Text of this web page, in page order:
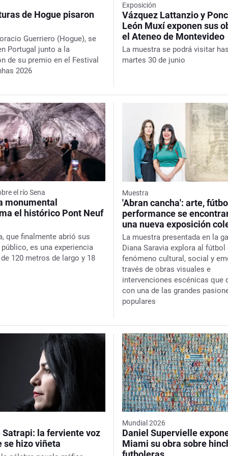
de Hogue pisaron
Guerriero (Hogue), se
Portugal junto a la
de su premio en el Festival
2026
Exposición
Vázquez Lattanzio y
León Muxí exponen sus
el Ateneo de Montevideo
La muestra se podrá visitar
martes 30 de junio
el río Sena
monumental
el histórico Pont Neuf
, que finalmente abrió sus
es una experiencia
120 metros de largo y 18
Muestra
'Abran cancha': arte,
performance se
una nueva exposición
La muestra presentada en la
Diana Saravia explora al
fenómeno cultural, social y
través de obras visuales e
intervenciones escénicas que
con una de las grandes
populares
la ferviente voz
se hizo viñeta
Mundial 2026
Daniel Supervielle
Miami su obra sobre